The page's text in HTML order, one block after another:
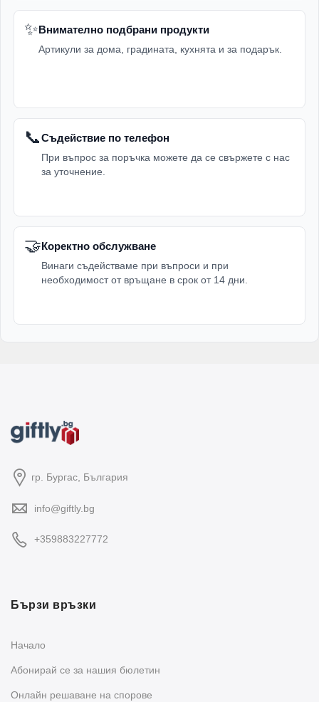
✨Внимателно подбрани продукти
Артикули за дома, градината, кухнята и за подарък.
📞Съдействие по телефон
При въпрос за поръчка можете да се свържете с нас
за уточнение.
🤝Коректно обслужване
Винаги съдействаме при въпроси и при
необходимост от връщане в срок от 14 дни.
гр. Бургас, България
info@giftly.bg
+359883227772
Бързи връзки
Начало
Абонирай се за нашия бюлетин
Oнлайн решаване на спорове